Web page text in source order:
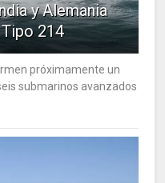
y Alemania
214
próximamente un
submarinos avanzados